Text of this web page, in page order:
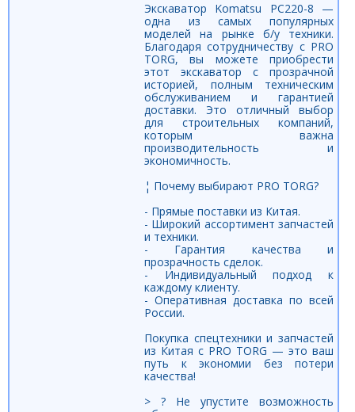
Экскаватор Komatsu PC220-8 —
одна из самых популярных
моделей на рынке б/у техники.
Благодаря сотрудничеству с PRO
TORG, вы можете приобрести
этот экскаватор с прозрачной
историей, полным техническим
обслуживанием и гарантией
доставки. Это отличный выбор
для строительных компаний,
которым важна
производительность и
экономичность.
¦ Почему выбирают PRO TORG?
- Прямые поставки из Китая.
- Широкий ассортимент запчастей
и техники.
- Гарантия качества и
прозрачность сделок.
- Индивидуальный подход к
каждому клиенту.
- Оперативная доставка по всей
России.
Покупка спецтехники и запчастей
из Китая с PRO TORG — это ваш
путь к экономии без потери
качества!
> ? Не упустите возможность